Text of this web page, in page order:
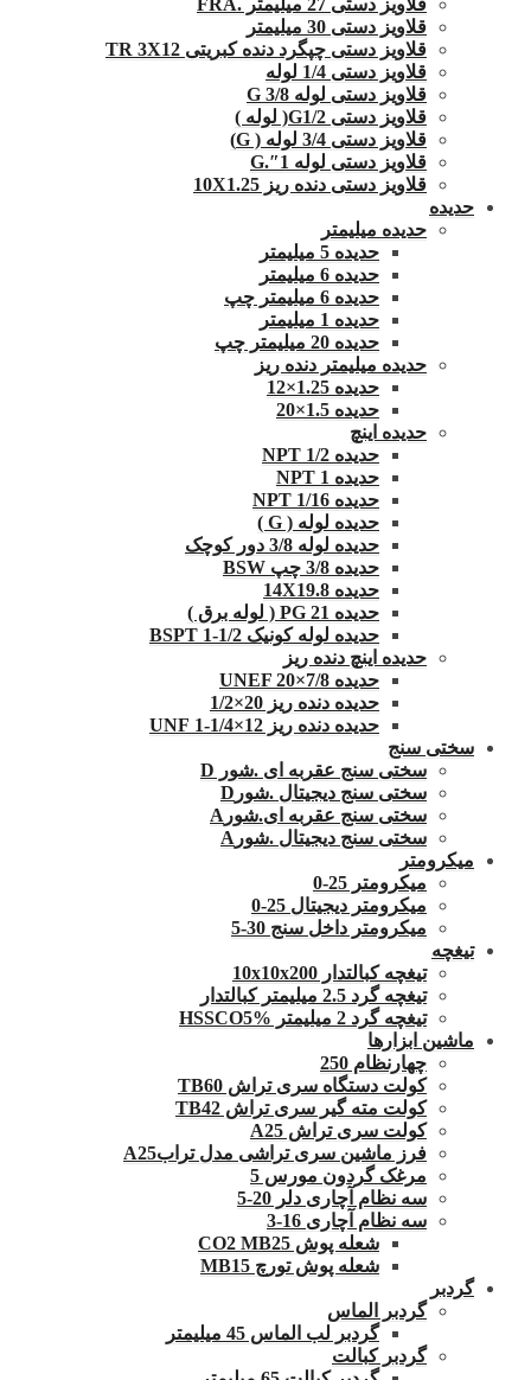
قلاویز دستی 30 میلیمتر
قلاویز دستی چپگرد دنده کبریتی TR 3X12
قلاویز دستی 1/4 لوله
قلاویز دستی لوله G 3/8
قلاویز دستی G1/2( لوله )
قلاویز دستی 3/4 لوله ( G)
قلاویز دستی لوله 1″.G
قلاویز دستی دنده ریز 10X1.25
حدیده
حدیده میلیمتر
حدیده 5 میلیمتر
حدیده 6 میلیمتر
حدیده 6 میلیمتر چپ
حدیده 1 میلیمتر
حدیده 20 میلیمتر چپ
حدیده میلیمتر دنده ریز
حدیده 1.25×12
حدیده 1.5×20
حدیده اینچ
حدیده 1/2 NPT
حدیده NPT 1
حدیده 1/16 NPT
حدیده لوله ( G )
حدیده لوله 3/8 دور کوچک
حدیده 3/8 چپ BSW
حدیده 14X19.8
حدیده 21 PG ( لوله برق )
حدیده لوله کونیک 1/2-1 BSPT
حدیده اینچ دنده ریز
حدیده UNEF 20×7/8
حدیده دنده ریز 20×1/2
حدیده دنده ریز 12×1/4-1 UNF
سختی سنج
سختی سنج عقربه ای .شور D
سختی سنج دیجیتال .شورD
سختی سنج عقربه ای.شورA
سختی سنج دیجیتال .شورA
میکرومتر
میکرومتر 25-0
میکرومتر دیجیتال 25-0
میکرومتر داخل سنج 30-5
تیغچه
تیغچه کبالتدار 10x10x200
تیغچه گرد 2.5 میلیمتر کبالتدار
تیغچه گرد 2 میلیمتر HSSCO5%
ماشین ابزارها
چهارنظام 250
کولت دستگاه سری تراش TB60
کولت مته گیر سری تراش TB42
کولت سری تراش A25
فرز ماشین سری تراشی مدل ترابA25
مرغک گردون مورس 5
سه نظام آچاری دلر 20-5
سه نظام آچاری 16-3
شعله پوش CO2 MB25
شعله پوش تورچ MB15
گردبر
گردبر الماس
گردبر لب الماس 45 میلیمتر
گردبر کبالت